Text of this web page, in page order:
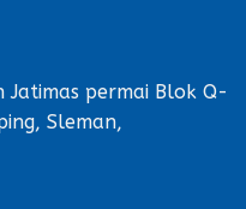
Jatimas permai Blok Q-
Sleman,